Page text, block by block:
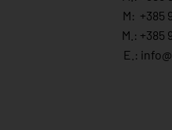
M: +385
M.: +385
E.: